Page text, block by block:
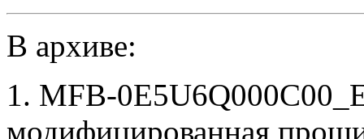
В архиве:
1. MFB-
модифицированная